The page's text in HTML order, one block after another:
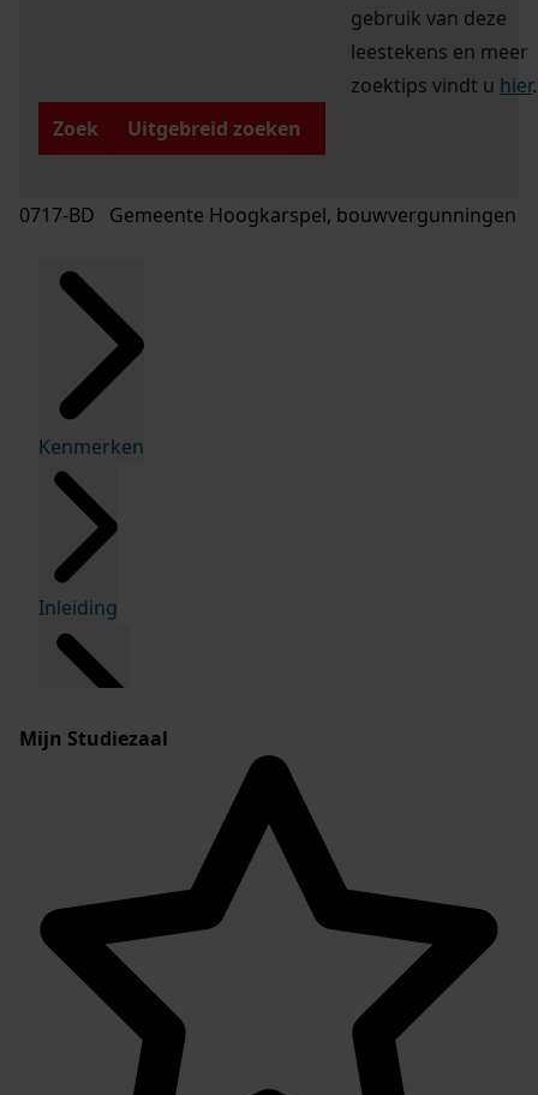
gebruik van deze
leestekens en meer
zoektips vindt u hier.
Zoek
Uitgebreid zoeken
0717-BD Gemeente Hoogkarspel, bouwvergunningen
Kenmerken
Inleiding
Mijn Studiezaal